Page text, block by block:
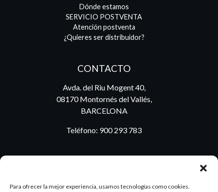
Para ofrecer la mejor experiencia, usamos tecnologías como cookies.
Dónde estamos
SERVICIO POSTVENTA
Atención postventa
¿Quieres ser distribuidor?
CONTACTO
Avda. del Riu Mogent 40,
08170 Montornés del Vallés,
BARCELONA
Teléfono: 900 293 783